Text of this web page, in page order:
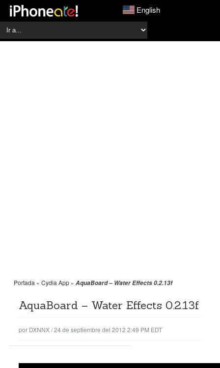
English
Portada » Cydia App » AquaBoard – Water Effects 0.2.13f
AquaBoard – Water Effects 0.2.13f
por DXNNX/24 de septiembre del 2012 2:49 PM EDT